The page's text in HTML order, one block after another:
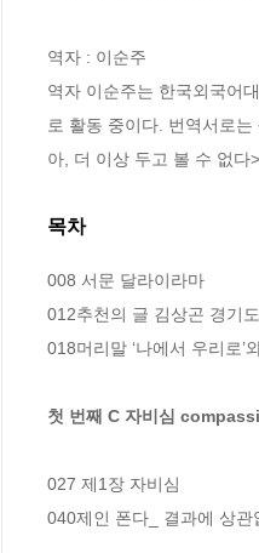
역자 : 이순주
역자 이순주는 한국외국어
로 활동 중이다. 번역서로
아, 더 이상 두고 볼 수 없다
목차
008 서문 달라이라마
012추천의 글 김상곤 경기
018머리말 ‘나에서 우리로’
첫 번째 C 자비심
027 제1장 자비심
040제인 폰다_ 결과에 상관